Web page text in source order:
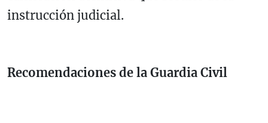
instrucción judicial.
Recomendaciones de la Guardia Civil